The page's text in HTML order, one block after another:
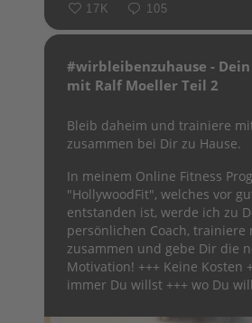
17K 105
#wirbleibenzuhause -
mit Ralf Moeller Teil 2
Bleib daheim und trainiere
zusammen bei Dir zu Hause.
In meinem Online Fitness
"HollywoodFit", welches vor
entstanden ist, werde ich zu
persönlichen Coach, trainiere
zusammen und gebe Dir die
Motivation! +++ Keine Kosten
immer Du willst +++ wo Du